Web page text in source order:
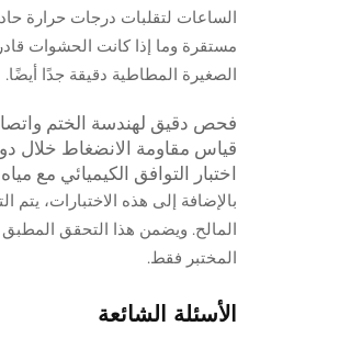
مستقرة وما إذا كانت الحشوات
الصغيرة المطاطية دقيقة جدًا أيضًا.
فحص دقيق لهندسة الختم
قياس مقاومة الانضغاط خلال
اختبار التوافق الكيميائي مع
بالإضافة إلى هذه الاختبارات،
المالح. ويضمن هذا التحقق
المختبر فقط.
الأسئلة الشائعة